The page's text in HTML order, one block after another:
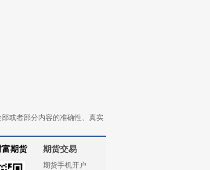
或者部分内容的准确性、真实
期货 期货交易
期货手机开户